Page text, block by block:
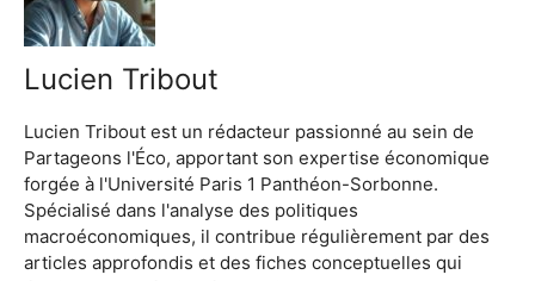
Lucien Tribout
Lucien Tribout est un rédacteur passionné au sein de
Partageons l'Éco, apportant son expertise économique
forgée à l'Université Paris 1 Panthéon-Sorbonne.
Spécialisé dans l'analyse des politiques
macroéconomiques, il contribue régulièrement par des
articles approfondis et des fiches conceptuelles qui